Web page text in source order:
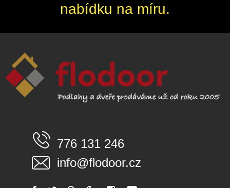
nabídku na míru.
776 131 246
info@flodoor.cz